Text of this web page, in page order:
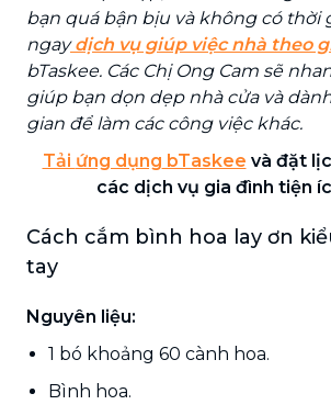
bạn quá bận bịu và không có thời
ngay dịch vụ giúp việc nhà theo
bTaskee. Các Chị Ong Cam sẽ
giúp bạn dọn dẹp nhà cửa và
gian để làm các công việc khác.
Tải ứng dụng bTaskee và đặt
các dịch vụ gia đình tiện
Cách cắm bình hoa lay ơn
tay
Nguyên liệu:
1 bó khoảng 60 cành hoa.
Bình hoa.